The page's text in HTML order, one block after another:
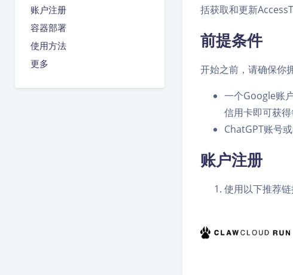
账户注册
容器部署
使用方法
更多
括获取和更新
前提条件
开始之前，请确保你
一个Google账
信用卡即可获得
ChatGPT账号
账户注册
使用以下推荐链